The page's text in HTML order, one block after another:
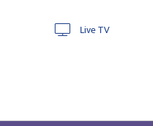
Live TV